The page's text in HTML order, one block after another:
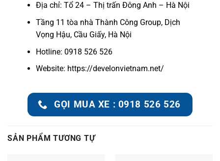
Địa chỉ: Tổ 24 – Thị trấn Đông Anh – Hà Nội
Tầng 11 tòa nhà Thành Công Group, Dịch
Vọng Hậu, Cầu Giấy, Hà Nội
Hotline: 0918 526 526
Website: https://develonvietnam.net/
GỌI MUA XE : 0918 526 526
SẢN PHẨM TƯƠNG TỰ